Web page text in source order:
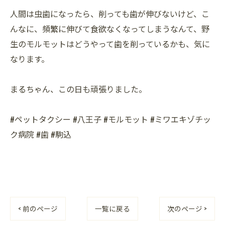
人間は虫歯になったら、削っても歯が伸びないけど、こ
んなに、頻繁に伸びて食欲なくなってしまうなんて、野
生のモルモットはどうやって歯を削っているかも、気に
なります。
まるちゃん、この日も頑張りました。
#ペットタクシー #八王子 #モルモット #ミワエキゾチッ
ク病院 #歯 #駒込
< 前のページ 一覧に戻る 次のページ >